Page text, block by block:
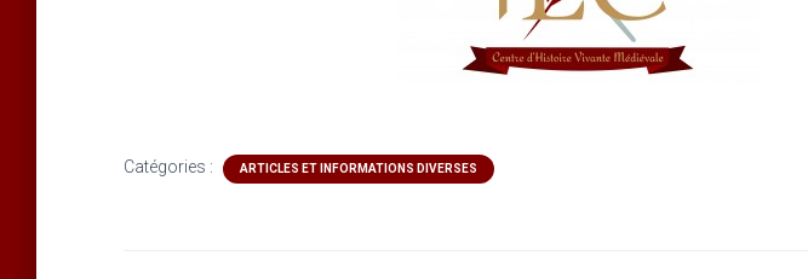
Catégories : ARTICLES ET INFORMATIONS DIVERSES